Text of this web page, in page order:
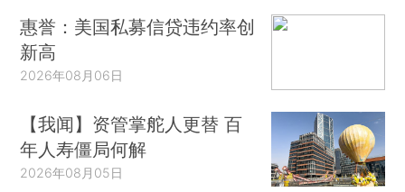
惠誉：美国私募信贷违约率创
新高
2026年08月06日
【我闻】资管掌舵人更替 百
年人寿僵局何解
2026年08月05日